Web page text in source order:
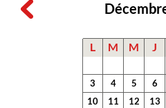
L M M J
3
4 5 6
10
11 12 13